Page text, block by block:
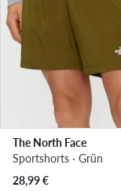
The North Face
Sportshorts · Grün
Aktueller Preis
28,99€